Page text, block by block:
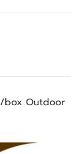
box Outdoor